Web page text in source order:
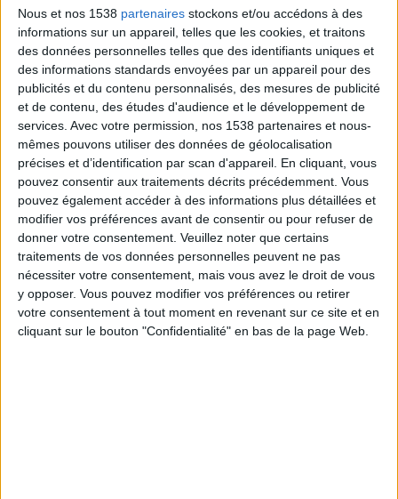
Nous et nos 1538 partenaires stockons et/ou accédons à des
informations sur un appareil, telles que les cookies, et traitons
des données personnelles telles que des identifiants uniques et
des informations standards envoyées par un appareil pour des
publicités et du contenu personnalisés, des mesures de publicité
et de contenu, des études d'audience et le développement de
services. Avec votre permission, nos 1538 partenaires et nous-
mêmes pouvons utiliser des données de géolocalisation
précises et d’identification par scan d'appareil. En cliquant, vous
pouvez consentir aux traitements décrits précédemment. Vous
pouvez également accéder à des informations plus détaillées et
modifier vos préférences avant de consentir ou pour refuser de
donner votre consentement. Veuillez noter que certains
traitements de vos données personnelles peuvent ne pas
nécessiter votre consentement, mais vous avez le droit de vous
y opposer. Vous pouvez modifier vos préférences ou retirer
votre consentement à tout moment en revenant sur ce site et en
cliquant sur le bouton "Confidentialité" en bas de la page Web.
11:34 Régime sans sucre : quels sont les
avantages ? Est-ce qu'on peut passer d'un
régime classique à 1600 kcal à un régime sans
sucre ?
13:10 J'ai débuté le programme à 1200 calories,
perdu à ce jour 1,3kg, sensation de faim le soir,
passer cette semaine à 1400 ?
13:53 Pourquoi le manque de sommeil favorise la
prise de poids ?
15:54 La spiruline est-ce ok ? En paillettes ou en
comprimés ?
16:16 Mon poids ne décolle pas, je ne
comprends pas pourquoi ça ne démarre pas ?
Combien de kilos souhaitez-vous perdre ?
Plus de